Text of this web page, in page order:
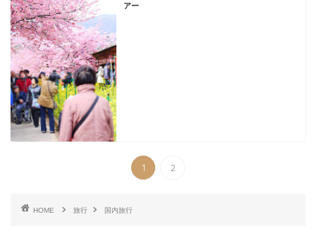
アー
1 2
HOME 旅行 国内旅行